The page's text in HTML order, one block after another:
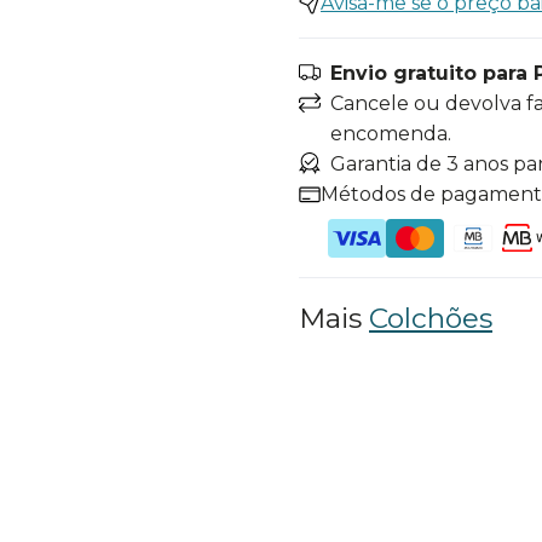
Envio gratuito para
Cancele ou devolva
encomenda.
Garantia de 3 anos
Métodos de
Mais Colchões